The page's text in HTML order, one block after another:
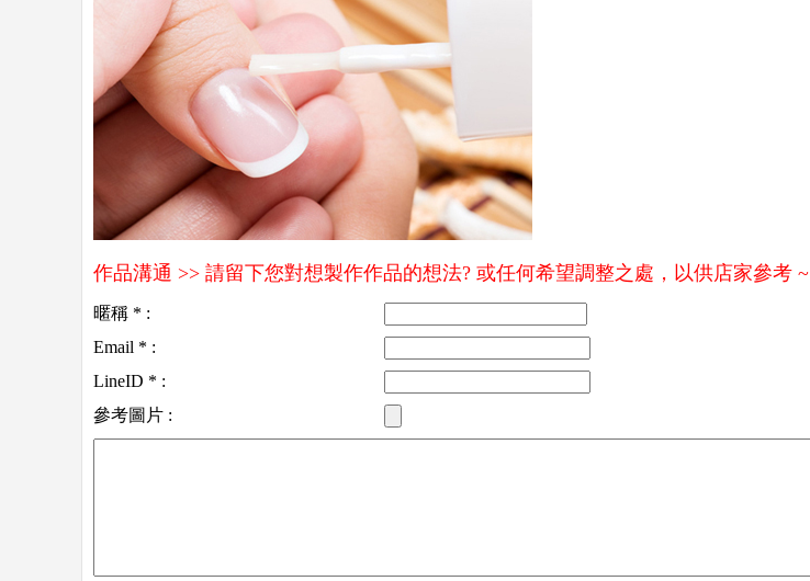
作品溝通 >> 請留下您對想製作作品的想法? 或任何希望調整之處，以供店家參考 ~
暱稱 * :
Email * :
LineID * :
參考圖片 :